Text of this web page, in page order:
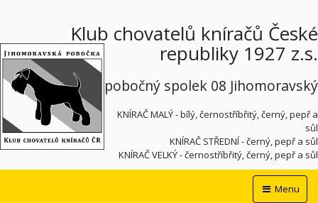
Klub chovatelů kníračů České
republiky 1927 z.s.
pobočný spolek 08 Jihomoravský
KNÍRAČ MALÝ - bílý, černostříbřitý, černý, pepř a
sůl
KNÍRAČ STŘEDNÍ - černý, pepř a sůl
KNÍRAČ VELKÝ - černostříbřitý, černý, pepř a sůl
Menu